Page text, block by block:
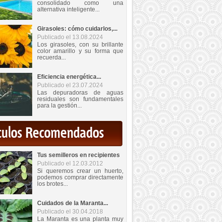
consolidado como una
alternativa inteligente...
Girasoles: cómo cuidarlos,...
Publicado el 13.08.2024
Los girasoles, con su brillante
color amarillo y su forma que
recuerda...
Eficiencia energética...
Publicado el 23.07.2024
Las depuradoras de aguas
residuales son fundamentales
para la gestión...
Recomendados
Tus semilleros en recipientes
Publicado el 12.03.2012
Si queremos crear un huerto,
podemos comprar directamente
los brotes...
Cuidados de la Maranta...
Publicado el 30.04.2018
La Maranta es una planta muy